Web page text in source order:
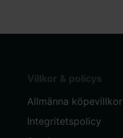
Villkor & policys
Allmänna köpevillkor
Integritetspolicy